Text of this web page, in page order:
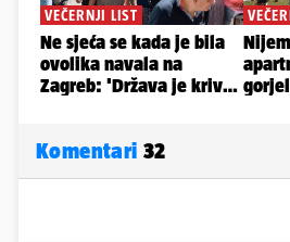
Komentari 32